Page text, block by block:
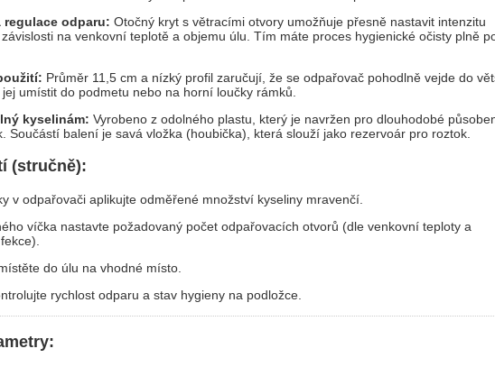
odparu: Otočný kryt s větracími otvory umožňuje přesně nastavit intenzitu
na venkovní teplotě a objemu úlu. Tím máte proces hygienické očisty plně
Průměr 11,5 cm a nízký profil zaručují, že se odpařovač pohodlně vejde do
umístit do podmetu nebo na horní loučky rámků.
kyselinám: Vyrobeno z odolného plastu, který je navržen pro dlouhodobé
Součástí balení je savá vložka (houbička), která slouží jako rezervoár pro roztok.
(stručně):
v odpařovači aplikujte odměřené množství kyseliny mravenčí.
víčka nastavte požadovaný počet odpařovacích otvorů (dle venkovní teploty a
do úlu na vhodné místo.
rychlost odparu a stav hygieny na podložce.